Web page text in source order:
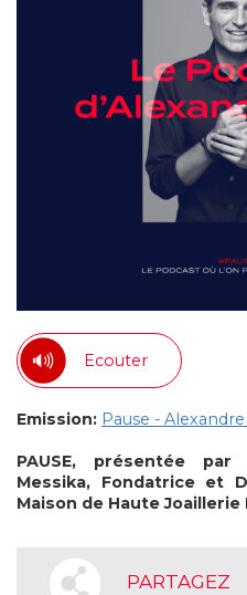
Ecouter
Emission: Pause -
PAUSE, présentée par
Messika, Fondatrice et
Maison de Haute Joaillerie
PARTAGEZ